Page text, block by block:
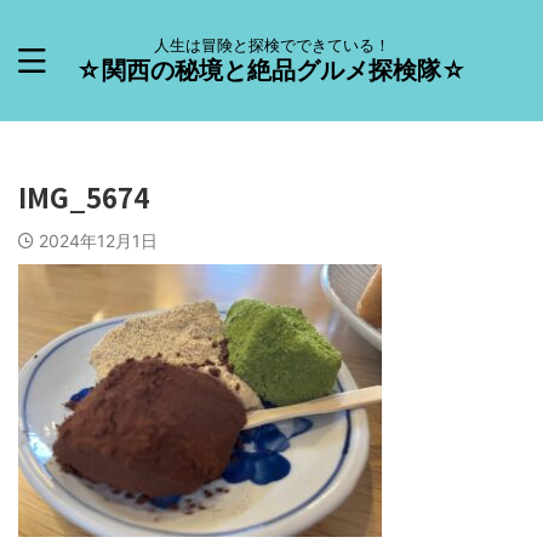
人生は冒険と探検でできている！
☆関西の秘境と絶品グルメ探検隊☆
IMG_5674
2024年12月1日